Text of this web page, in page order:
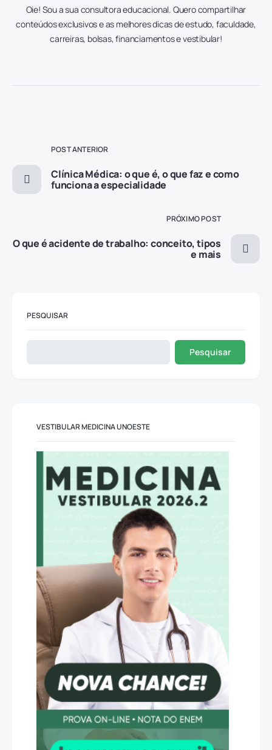
Oie! Sou a sua consultora educacional. Quero compartilhar
conteúdos exclusivos e as melhores dicas de estudo, faculdade,
carreiras, bolsas, financiamentos e vestibular!
POST ANTERIOR
Clínica Médica: o que é, o que faz e como
funciona a especialidade
PRÓXIMO POST
O que é acidente de trabalho: conceito, tipos
e mais
PESQUISAR
Pesquisar
VESTIBULAR MEDICINA UNOESTE